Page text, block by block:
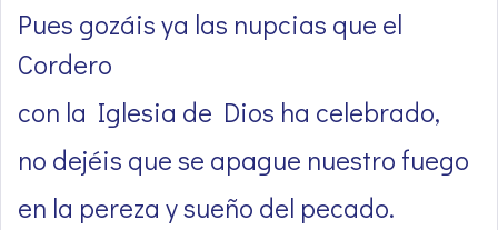
Pues gozáis ya las nupcias que el
Cordero
con la Iglesia de Dios ha celebrado,
no dejéis que se apague nuestro fuego
en la pereza y sueño del pecado.